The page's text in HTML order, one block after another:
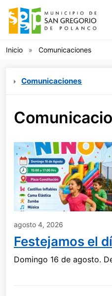
Inicio Comunicaciones
Comunicaciones
agosto 4, 2026
Festejamos el
Domingo 16 de agosto.